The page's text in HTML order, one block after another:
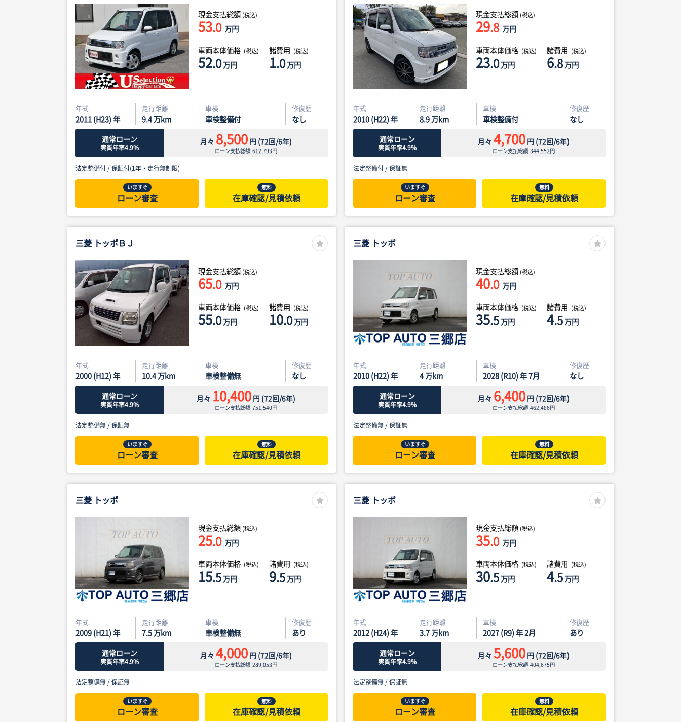
現金支払総額 (税込)
53.0 万円
車両本体価格 (税込)
52.0万円
諸費用 (税込)
1.0万円
年式
2011 (H23) 年
走行距離
9.4万km
車検
車検整備付
修復歴
なし
通常ローン
実質年率4.9%
月々 8,500円 (72回/6年)
ローン支払総額 612,793円
法定整備付 /保証付(1年・走行無制限)
いますぐ
ローン審査
無料
在庫確認/見積依頼
現金支払総額 (税込)
29.8 万円
車両本体価格 (税込)
23.0万円
諸費用 (税込)
6.8万円
年式
2010 (H22) 年
走行距離
8.9万km
車検
車検整備付
修復歴
なし
通常ローン
実質年率4.9%
月々 4,700円 (72回/6年)
ローン支払総額 344,552円
法定整備付 /保証無
いますぐ
ローン審査
無料
在庫確認/見積依頼
三菱 トッポＢＪ
現金支払総額 (税込)
65.0 万円
車両本体価格 (税込)
55.0万円
諸費用 (税込)
10.0万円
年式
2000 (H12) 年
走行距離
10.4万km
車検
車検整備無
修復歴
なし
通常ローン
実質年率4.9%
月々 10,400円 (72回/6年)
ローン支払総額 751,540円
法定整備無 /保証無
いますぐ
ローン審査
無料
在庫確認/見積依頼
三菱 トッポ
現金支払総額 (税込)
40.0 万円
車両本体価格 (税込)
35.5万円
諸費用 (税込)
4.5万円
年式
2010 (H22) 年
走行距離
4万km
車検
2028 (R10) 年 7月
修復歴
なし
通常ローン
実質年率4.9%
月々 6,400円 (72回/6年)
ローン支払総額 462,486円
法定整備無 /保証無
いますぐ
ローン審査
無料
在庫確認/見積依頼
三菱 トッポ
現金支払総額 (税込)
25.0 万円
車両本体価格 (税込)
15.5万円
諸費用 (税込)
9.5万円
年式
2009 (H21) 年
走行距離
7.5万km
車検
車検整備無
修復歴
あり
通常ローン
実質年率4.9%
月々 4,000円 (72回/6年)
ローン支払総額 289,053円
法定整備無 /保証無
いますぐ
ローン審査
無料
在庫確認/見積依頼
三菱 トッポ
現金支払総額 (税込)
35.0 万円
車両本体価格 (税込)
30.5万円
諸費用 (税込)
4.5万円
年式
2012 (H24) 年
走行距離
3.7万km
車検
2027 (R9) 年 2月
修復歴
あり
通常ローン
実質年率4.9%
月々 5,600円 (72回/6年)
ローン支払総額 404,675円
法定整備無 /保証無
いますぐ
ローン審査
無料
在庫確認/見積依頼